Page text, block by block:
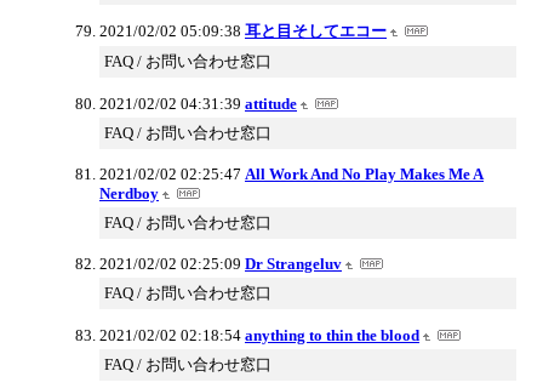
2021/02/02 05:09:38 耳と目そしてエコー
FAQ / お問い合わせ窓口
2021/02/02 04:31:39 attitude
FAQ / お問い合わせ窓口
2021/02/02 02:25:47 All Work And No Play Makes Me A
Nerdboy
FAQ / お問い合わせ窓口
2021/02/02 02:25:09 Dr Strangeluv
FAQ / お問い合わせ窓口
2021/02/02 02:18:54 anything to thin the blood
FAQ / お問い合わせ窓口